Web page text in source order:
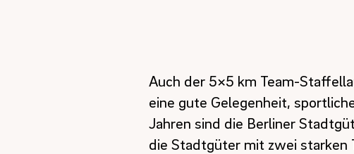
Auch der 5×5 km Team-
eine gute Gelegenheit,
Jahren sind die Berliner
die Stadtgüter mit zwei starken